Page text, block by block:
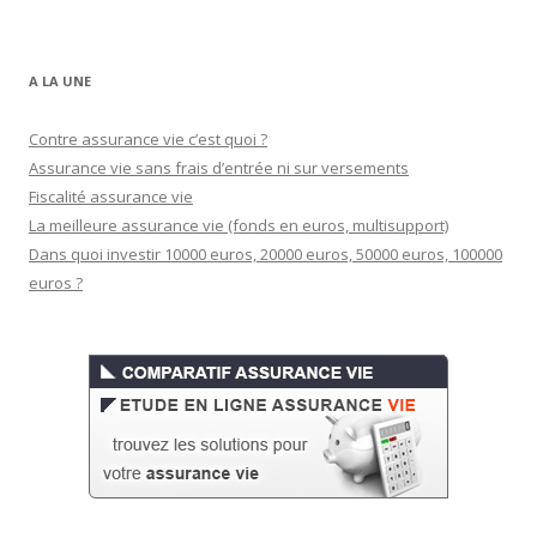
A LA UNE
Contre assurance vie c’est quoi ?
Assurance vie sans frais d’entrée ni sur versements
Fiscalité assurance vie
La meilleure assurance vie (fonds en euros, multisupport)
Dans quoi investir 10000 euros, 20000 euros, 50000 euros, 100000
euros ?